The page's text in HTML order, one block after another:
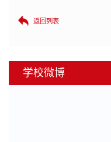
返回列表
学校微博